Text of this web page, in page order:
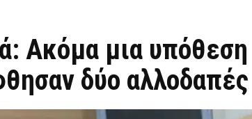
Ακόμα μια
δύο